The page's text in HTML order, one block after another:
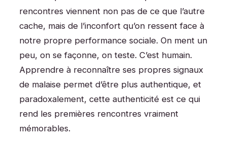
rencontres viennent non pas de ce que l’autre
cache, mais de l’inconfort qu’on ressent face à
notre propre performance sociale. On ment un
peu, on se façonne, on teste. C’est humain.
Apprendre à reconnaître ses propres signaux
de malaise permet d’être plus authentique, et
paradoxalement, cette authenticité est ce qui
rend les premières rencontres vraiment
mémorables.